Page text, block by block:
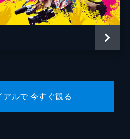
ルで 今すぐ観る